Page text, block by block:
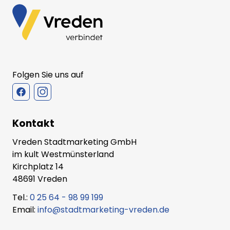
Folgen Sie uns auf
Kontakt
Vreden Stadtmarketing GmbH
im kult Westmünsterland
Kirchplatz 14
48691 Vreden
Tel.: 0 25 64 - 98 99 199
Email: info@stadtmarketing-vreden.de